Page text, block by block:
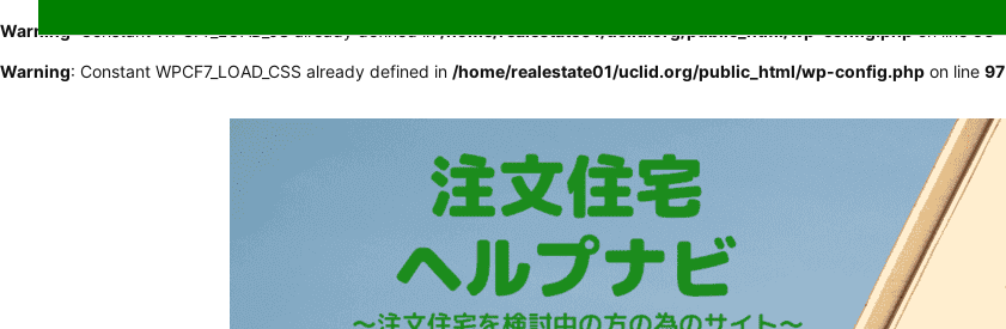
Warning: Constant WPCF7_LOAD_JS already defined in/home/realestate01/uclid.org/public_html/wp-config.phpon line96
Warning: Constant WPCF7_LOAD_CSS already defined in /home/realestate01/uclid.org/public_html/wp-config.php on line 97